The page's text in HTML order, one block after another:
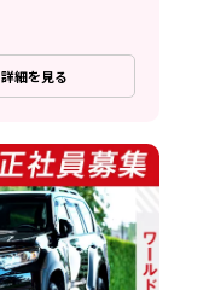
詳細を見る